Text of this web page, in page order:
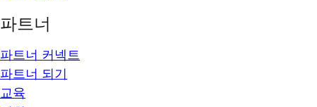
파트너
파트너 커넥트
파트너 되기
교육